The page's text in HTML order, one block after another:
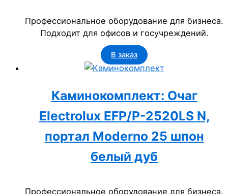
Профессиональное оборудование для бизнеса.
Подходит для офисов и госучреждений.
В заказ
Каминокомплект: Очаг
Electrolux EFP/P-2520LS N,
портал Moderno 25 шпон
белый дуб
Профессиональное оборудование для бизнеса.